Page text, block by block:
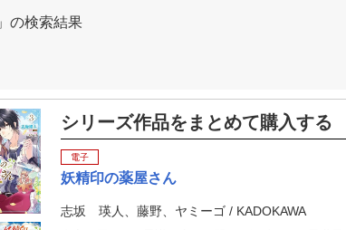
」の検索結果
シリーズ作品をまとめて購入する
電子
妖精印の薬屋さん
志坂 瑛人、藤野、ヤミーゴ / KADOKAWA